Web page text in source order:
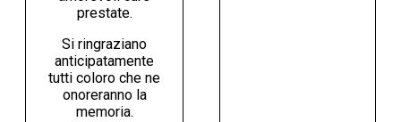
prestate.
Si ringraziano
anticipatamente
tutti coloro che ne
onoreranno la
memoria.